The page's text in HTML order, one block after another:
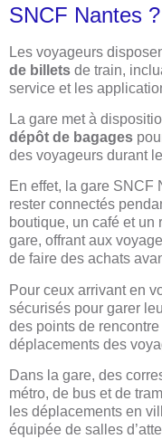
SNCF Nantes ?
Les voyageurs
de billets de train,
service et les
La gare met à
dépôt de bagages
des voyageurs durant
En effet, la gare SNCF
rester connectés
boutique, un café et un
gare, offrant aux
de faire des achats
Pour ceux arrivant en
sécurisés pour garer
des points de
déplacements des
Dans la gare, des
métro, de bus et de
les déplacements en
équipée de salles